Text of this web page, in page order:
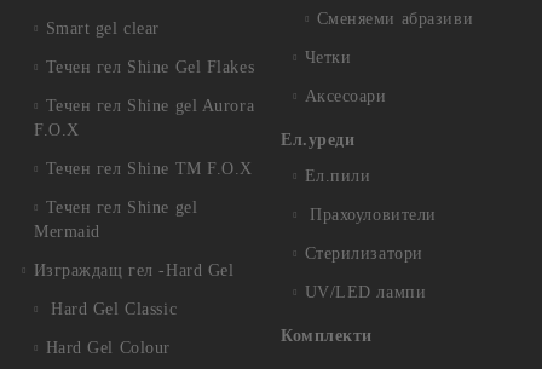
Smart gel clear
Течен гел Shine Gel Flakes
Течен гел Shine gel Aurora
F.O.X
Течен гел Shine TM F.O.X
Течен гел Shine gel
Mermaid
Изграждащ гел -Hard Gel
Hard Gel Classic
Hard Gel Colour
Сменяеми абразиви
Четки
Аксесоари
Ел.уреди
Ел.пили
Прахоуловители
Стерилизатори
UV/LED лампи
Комплекти